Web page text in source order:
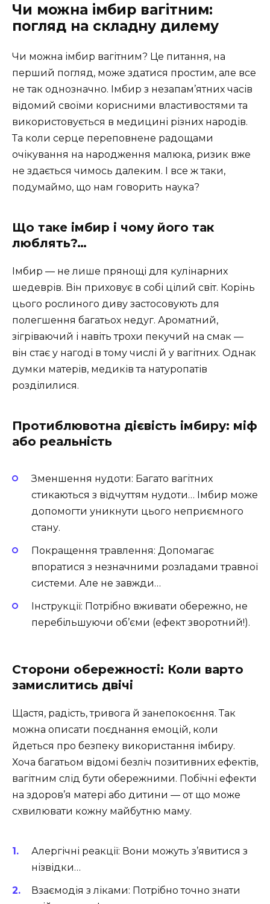
Чи можна імбир вагітним:
погляд на складну дилему
Чи можна імбир вагітним? Це питання, на
перший погляд, може здатися простим, але все
не так однозначно. Імбир з незапам’ятних часів
відомий своїми корисними властивостями та
використовується в медицині різних народів.
Та коли серце переповнене радощами
очікування на народження малюка, ризик вже
не здається чимось далеким. І все ж таки,
подумаймо, що нам говорить наука?
Що таке імбир і чому його так
люблять?…
Імбир — не лише прянощі для кулінарних
шедеврів. Він приховує в собі цілий світ. Корінь
цього рослиного диву застосовують для
полегшення багатьох недуг. Ароматний,
зігріваючий і навіть трохи пекучий на смак —
він стає у нагоді в тому числі й у вагітних. Однак
думки матерів, медиків та натуропатів
розділилися.
Протиблювотна дієвість імбиру: міф
або реальність
Зменшення нудоти: Багато вагітних
стикаються з відчуттям нудоти… Імбир може
допомогти уникнути цього неприємного
стану.
Покращення травлення: Допомагає
впоратися з незначними розладами травної
системи. Але не завжди…
Інструкції: Потрібно вживати обережно, не
перебільшуючи об’єми (ефект зворотний!).
Сторони обережності: Коли варто
замислитись двічі
Щастя, радість, тривога й занепокоєння. Так
можна описати поєднання емоцій, коли
йдеться про безпеку використання імбиру.
Хоча багатьом відомі безліч позитивних ефектів,
вагітним слід бути обережними. Побічні ефекти
на здоров’я матері або дитини — от що може
схвилювати кожну майбутню маму.
Алергічні реакції: Вони можуть з’явитися з
нізвідки…
Взаємодія з ліками: Потрібно точно знати